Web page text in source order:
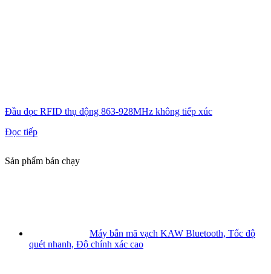
Đầu đọc RFID thụ động 863-928MHz không tiếp xúc
Đọc tiếp
Sản phẩm bán chạy
Máy bắn mã vạch KAW Bluetooth, Tốc độ
quét nhanh, Độ chính xác cao